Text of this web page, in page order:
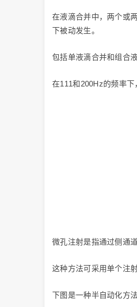
在液滴合并中，两个或
下被动发生。
包括单液滴合并和组合
在111和200Hz的频率下
微孔注射是指通过侧通
这种方法可采用单个注
下图是一种半自动化方